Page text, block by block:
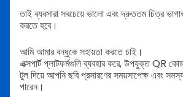
তাই ব্যবসারা সবচেয়ে ভালো এবং দ্রুততম চিত্র
করতে হবে।
আমি আমার বন্ধুকে সহায়তা করতে চাই।
এক্সপার্ট প্লাটফর্মগুলি ব্যবহার করে, উপযুক্ত QR
টুল দিয়ে আপনি ছবি প্রসারণের সময়সাপেক্ষ এবং
পারেন।